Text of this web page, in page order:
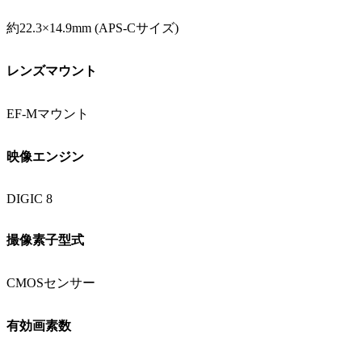
約22.3×14.9mm (APS-Cサイズ)
レンズマウント
EF-Mマウント
映像エンジン
DIGIC 8
撮像素子型式
CMOSセンサー
有効画素数